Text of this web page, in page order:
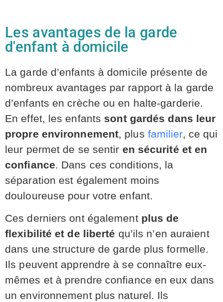
Les avantages de la garde
d'enfant à domicile
La garde d’enfants à domicile présente de
nombreux avantages par rapport à la garde
d’enfants en crèche ou en halte-garderie.
En effet, les enfants sont gardés dans leur
propre environnement, plus familier, ce qui
leur permet de se sentir en sécurité et en
confiance. Dans ces conditions, la
séparation est également moins
douloureuse pour votre enfant.
Ces derniers ont également plus de
flexibilité et de liberté qu’ils n’en auraient
dans une structure de garde plus formelle.
Ils peuvent apprendre à se connaître eux-
mêmes et à prendre confiance en eux dans
un environnement plus naturel. Ils